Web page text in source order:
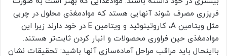
فریزری مصرف شوند آنهایی هستد که موادمغذی محلول در چربی
مثل ویتامین A، کاروتینوئید و ویتامین E در خود دارند زیرا این
موادمغذی حین فراوری محصولات و انبار کردن ثابت‌تر هستند.
بااینحال باید مراقب مراحل آماده‌سازی آنها باشید: تحقیقات نشان